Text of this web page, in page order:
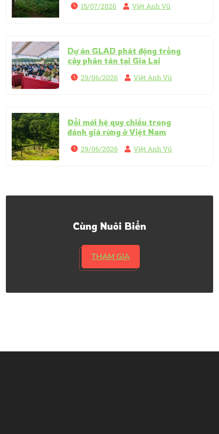
15/07/2026 Việt Anh Vũ
Dự án GLAD phát động trồng
cây phân tán tại Gia Lai
29/06/2026 Việt Anh Vũ
Đổi mới hệ quy chiếu trong
đánh giá rừng ở Việt Nam
29/06/2026 Việt Anh Vũ
Cùng Nuôi Biển
THAM GIA